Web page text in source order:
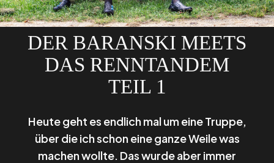
DER BARANSKI MEETS
DAS RENNTANDEM
TEIL 1
Heute geht es endlich mal um eine Truppe,
über die ich schon eine ganze Weile was
machen wollte. Das wurde aber immer